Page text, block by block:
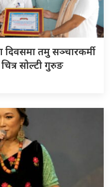
तमु सञ्चारकर्मी
सोल्टी गुरुङ